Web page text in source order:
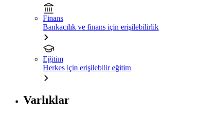
Finans
Bankacılık ve finans için erişilebilirlik
Eğitim
Herkes için erişilebilir eğitim
Varlıklar